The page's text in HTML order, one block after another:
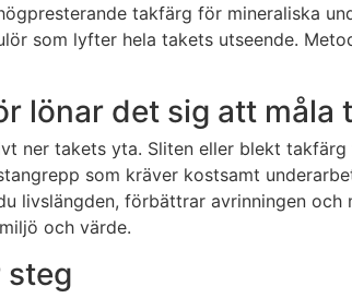
takfärg för mineraliska
som lyfter hela takets utseende.
lönar det sig att måla
ner takets yta. Sliten eller blekt
som kräver kostsamt
livslängden, förbättrar avrinningen
och värde.
steg